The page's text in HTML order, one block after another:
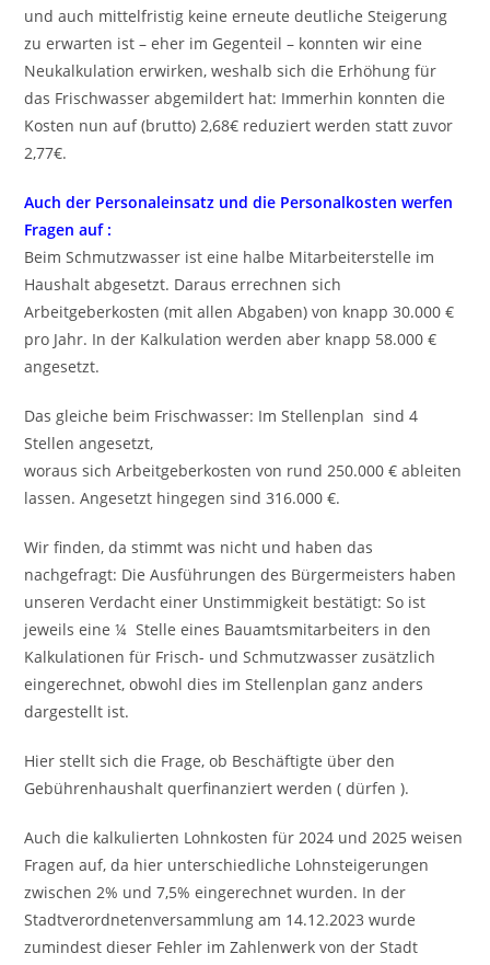
und auch mittelfristig keine erneute deutliche Steigerung
zu erwarten ist – eher im Gegenteil – konnten wir eine
Neukalkulation erwirken, weshalb sich die Erhöhung für
das Frischwasser abgemildert hat: Immerhin konnten die
Kosten nun auf (brutto) 2,68€ reduziert werden statt zuvor
2,77€.
Auch der Personaleinsatz und die Personalkosten werfen
Fragen auf :
Beim Schmutzwasser ist eine halbe Mitarbeiterstelle im
Haushalt abgesetzt. Daraus errechnen sich
Arbeitgeberkosten (mit allen Abgaben) von knapp 30.000 €
pro Jahr. In der Kalkulation werden aber knapp 58.000 €
angesetzt.
Das gleiche beim Frischwasser: Im Stellenplan sind 4
Stellen angesetzt,
woraus sich Arbeitgeberkosten von rund 250.000 € ableiten
lassen. Angesetzt hingegen sind 316.000 €.
Wir finden, da stimmt was nicht und haben das
nachgefragt: Die Ausführungen des Bürgermeisters haben
unseren Verdacht einer Unstimmigkeit bestätigt: So ist
jeweils eine ¼ Stelle eines Bauamtsmitarbeiters in den
Kalkulationen für Frisch- und Schmutzwasser zusätzlich
eingerechnet, obwohl dies im Stellenplan ganz anders
dargestellt ist.
Hier stellt sich die Frage, ob Beschäftigte über den
Gebührenhaushalt querfinanziert werden ( dürfen ).
Auch die kalkulierten Lohnkosten für 2024 und 2025 weisen
Fragen auf, da hier unterschiedliche Lohnsteigerungen
zwischen 2% und 7,5% eingerechnet wurden. In der
Stadtverordnetenversammlung am 14.12.2023 wurde
zumindest dieser Fehler im Zahlenwerk von der Stadt